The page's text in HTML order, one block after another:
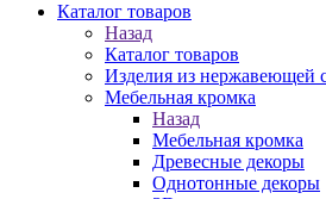
Каталог товаров
Назад
Каталог товаров
Изделия из нержавеющей
Мебельная кромка
Назад
Мебельная кромка
Древесные декоры
Однотонные декоры